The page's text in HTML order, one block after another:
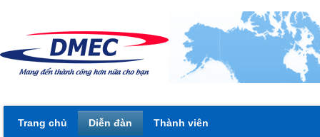
Trang chủ Diễn đàn Thành viên